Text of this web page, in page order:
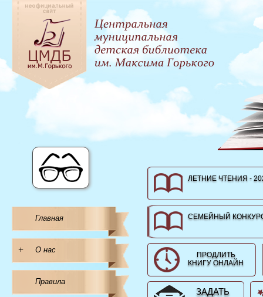
Главная
+ О нас
Правила
ЛЕТНИЕ ЧТЕНИЯ -
СЕМЕЙНЫЙ
ПРОДЛИТЬ
КНИГУ ОНЛАЙН
ЗАДАТЬ